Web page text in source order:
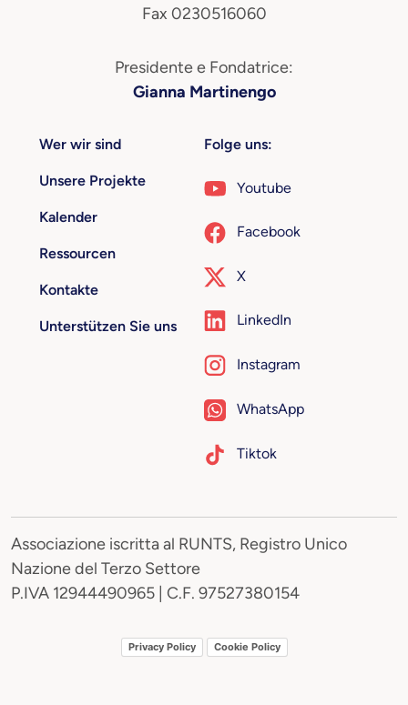
Fax 0230516060
Presidente e Fondatrice:
Gianna Martinengo
Wer wir sind
Unsere Projekte
Kalender
Ressourcen
Kontakte
Unterstützen Sie uns
Folge uns:
Youtube
Facebook
X
LinkedIn
Instagram
WhatsApp
Tiktok
Associazione iscritta al RUNTS, Registro Unico
Nazione del Terzo Settore
P.IVA 12944490965 | C.F. 97527380154
Privacy Policy Cookie Policy